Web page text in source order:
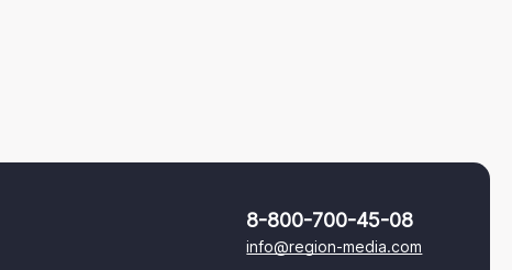
8-800-700-45-08
info@region-media.com